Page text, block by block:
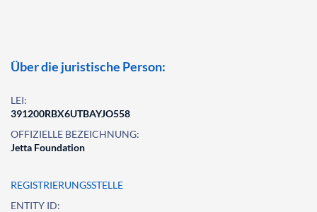
Über die juristische Person:
LEI:
391200RBX6UTBAYJO558
OFFIZIELLE BEZEICHNUNG:
Jetta Foundation
REGISTRIERUNGSSTELLE
ENTITY ID: